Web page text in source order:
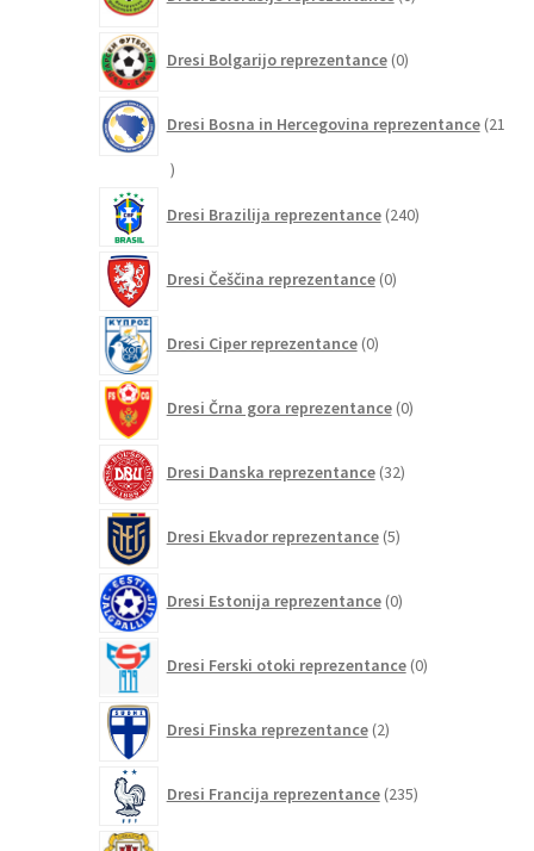
izdelkov
Dresi Bolgarijo reprezentance 0izdelkov
Dresi Bosna in Hercegovina reprezentance 21
21
Dresi Brazilija reprezentance 240izdelkov
Dresi Češčina reprezentance 0izdelkov
Dresi Ciper reprezentance 0izdelkov
Dresi Črna gora reprezentance 0izdelkov
Dresi Danska reprezentance 32izdelkov
Dresi Ekvador reprezentance 5izdelkov
Dresi Estonija reprezentance 0izdelkov
Dresi Ferski otoki reprezentance 0izdelkov
Dresi Finska reprezentance 2izdelka
Dresi Francija reprezentance 235izdelkov